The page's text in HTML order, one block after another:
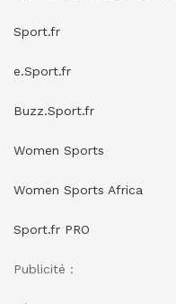
Sport.fr
e.Sport.fr
Buzz.Sport.fr
Women Sports
Women Sports Africa
Sport.fr PRO
Publicité :